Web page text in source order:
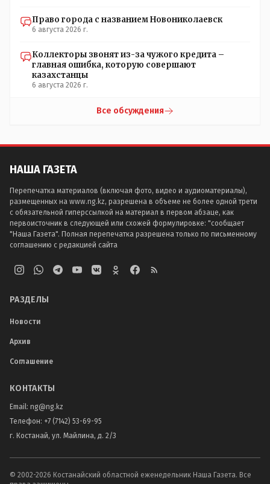
Право города с названием Новониколаевск
6 августа 2026 г.
Коллекторы звонят из-за чужого кредита –
главная ошибка, которую совершают
казахстанцы
6 августа 2026 г.
Все обсуждения
НАША ГАЗЕТА
Перепечатка материалов (включая фото, видео и аудиоматериалы),
размещенных на www.ng.kz, разрешена в объеме не более одной трети
с обязательной гиперссылкой на материал в первом абзаце, как
первоисточник в следующей или схожей формулировке: "сообщает
"Наша Газета". Полная перепечатка разрешена только по письменному
соглашению с редакцией сайта
РАЗДЕЛЫ
Новости
Архив
Соглашение
КОНТАКТЫ
Email: ng@ng.kz
Телефон: +7 (7142) 53-69-95
г. Костанай, ул. Майлина, д. 2/3
© 2002-2026 Костанайский областной еженедельник Наша Газета. Все